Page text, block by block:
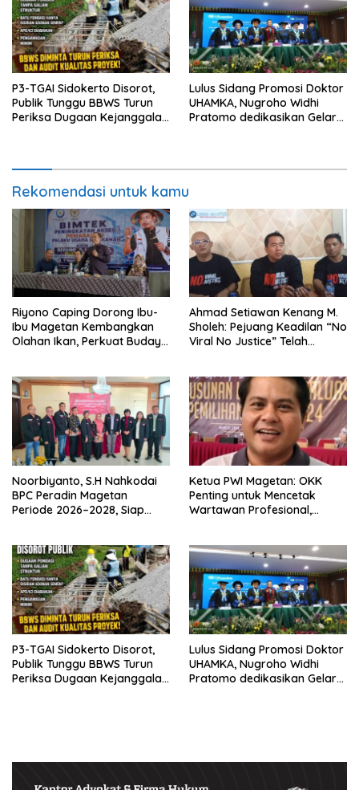
P3-TGAI Sidokerto Disorot,
Publik Tunggu BBWS Turun
Periksa Dugaan Kejanggalan
Lulus Sidang Promosi Doktor
UHAMKA, Nugroho Widhi
Pratomo dedikasikan Gelar
Rekomendasi untuk kamu
Riyono Caping Dorong Ibu-
Ibu Magetan Kembangkan
Olahan Ikan, Perkuat Budaya
Ahmad Setiawan Kenang M.
Sholeh: Pejuang Keadilan “No
Viral No Justice” Telah
Noorbiyanto, S.H Nahkodai
BPC Peradin Magetan
Periode 2026–2028, Siap
Ketua PWI Magetan: OKK
Penting untuk Mencetak
Wartawan Profesional,
P3-TGAI Sidokerto Disorot,
Publik Tunggu BBWS Turun
Periksa Dugaan Kejanggalan
Lulus Sidang Promosi Doktor
UHAMKA, Nugroho Widhi
Pratomo dedikasikan Gelar